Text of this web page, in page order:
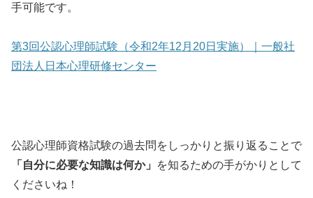
手可能です。
第3回公認心理師試験（令和2年12月20日実施）｜一般社
団法人日本心理研修センター
公認心理師資格試験の過去問をしっかりと振り返ることで
「自分に必要な知識は何か」
を知るための手がかりとして
くださいね！